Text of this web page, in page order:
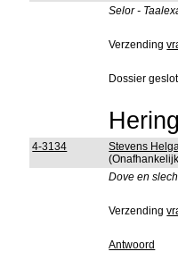
Selor -
Verzending
Dossier
4-3134
Stevens
Dove en
Verzending
Antwoord